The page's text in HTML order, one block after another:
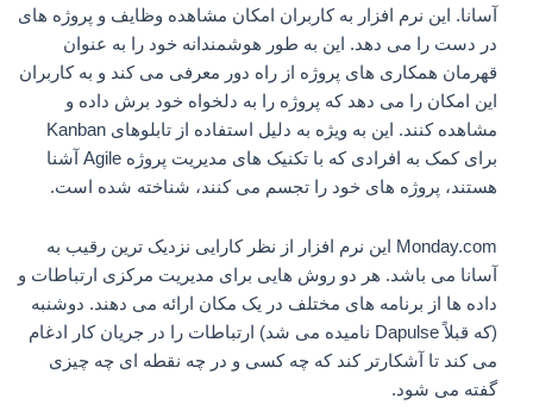
آسانا. این نرم افزار به کاربران امکان مشاهده وظایف و پروژه های
در دست را می دهد. این به طور هوشمندانه خود را به عنوان
قهرمان همکاری های پروژه از راه دور معرفی می کند و به کاربران
این امکان را می دهد که پروژه را به دلخواه خود برش داده و
مشاهده کنند. این به ویژه به دلیل استفاده از تابلوهای Kanban
برای کمک به افرادی که با تکنیک های مدیریت پروژه Agile آشنا
هستند، پروژه های خود را تجسم می کنند، شناخته شده است.
Monday.com این نرم افزار از نظر کارایی نزدیک ترین رقیب به
آسانا می باشد. هر دو روش هایی برای مدیریت مرکزی ارتباطات و
داده ها از برنامه های مختلف در یک مکان ارائه می دهند. دوشنبه
(که قبلاً Dapulse نامیده می شد) ارتباطات را در جریان کار ادغام
می کند تا آشکارتر کند که چه کسی و در چه نقطه ای چه چیزی
گفته می شود.